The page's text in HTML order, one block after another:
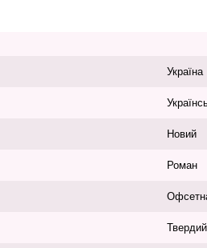
Україна
Новий
Роман
Твердий